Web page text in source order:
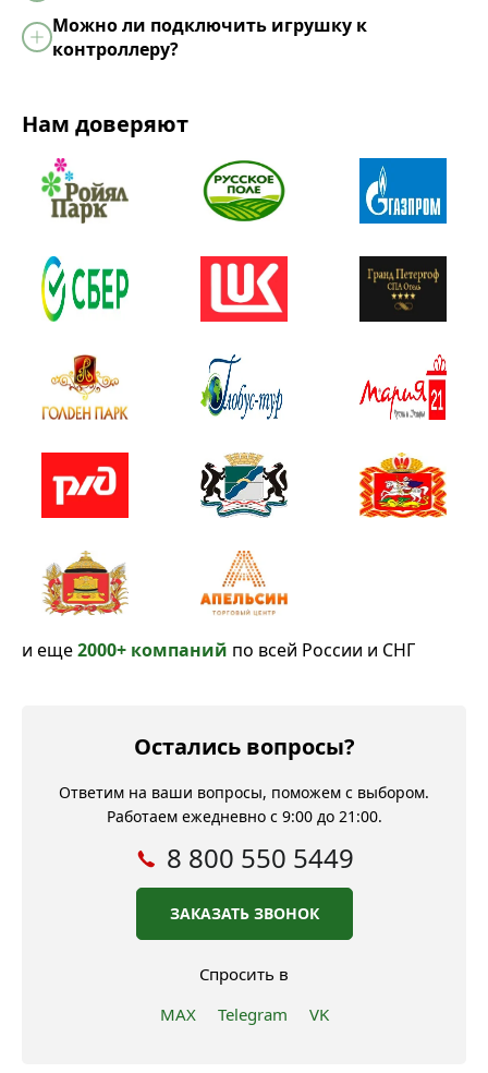
Можно ли подключить игрушку к
контроллеру?
Нам доверяют
и еще2000+ компаний по всей России и СНГ
Остались вопросы?
Ответим на ваши вопросы, поможем с выбором.
Работаем ежедневно с 9:00 до 21:00.
8 800 550 5449
ЗАКАЗАТЬ ЗВОНОК
Спросить в
MAX
Telegram VK